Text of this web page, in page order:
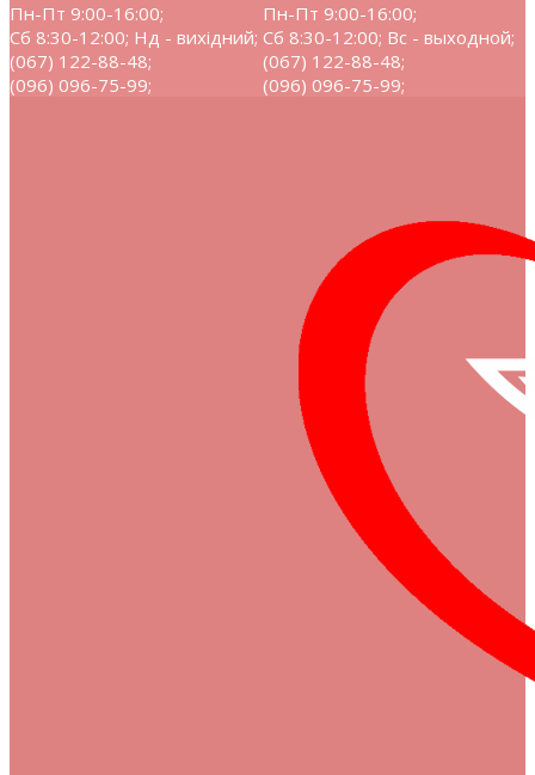
Пн-Пт 9:00-16:00;
Сб 8:30-12:00; Нд - вихідний;
(067) 122-88-48;
(096) 096-75-99;
Пн-Пт 9:00-16:00;
Сб 8:30-12:00; Вс - выходной;
(067) 122-88-48;
(096) 096-75-99;